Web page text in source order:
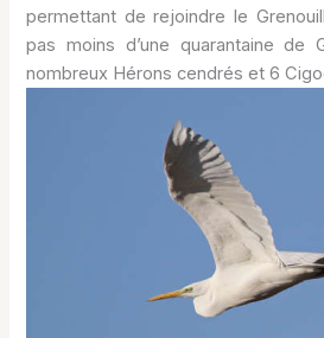
permettant de rejoindre le
pas moins d’une quarantaine de
nombreux Hérons cendrés et 6